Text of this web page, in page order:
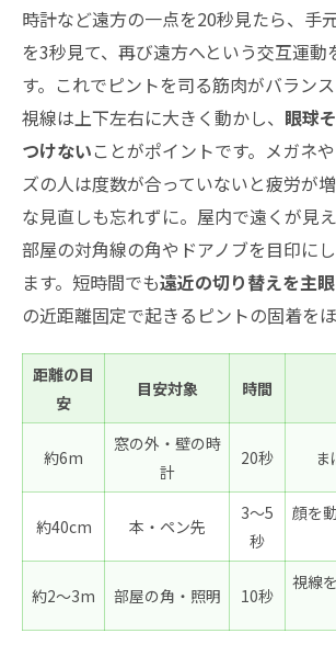
時計など遠方の一点を20秒見たら、手
を3秒見て、再び遠方へという交互運動
す。これでピントを司る筋肉がバランス
視線は上下左右に大きく動かし、 眼球
つけないことがポイントです。メガネ
ズの人は度数が合っていないと疲労が
な見直しも忘れずに。屋内で遠くが見え
部屋の対角線の角やドアノブを目印に
ます。短時間でも遠近の切り替えを主眼
の近距離固定で起きるピントの固着をほ
距離の目
安
目安対象 時間
約6m
窓の外・壁の時
計
20秒 ま
約40cm 本・ペン先
3〜5
秒
顔を
約2〜3m 部屋の角・照明 10秒
視線